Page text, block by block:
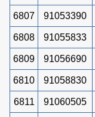
6807 91053390
6808 91055833
6809 91056690
6810 91058830
6811 91060505